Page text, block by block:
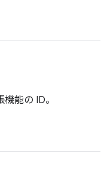
能の ID。